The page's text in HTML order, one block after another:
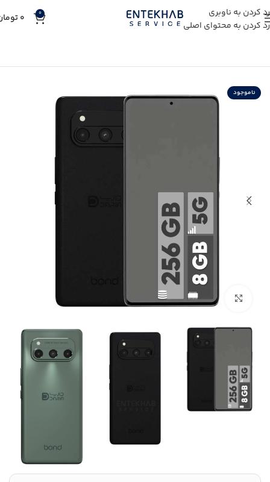
رد کردن به ناوبری
رد کردن به محتوای اصلی
0
0
ناموجود
بزرگنمایی تصویر